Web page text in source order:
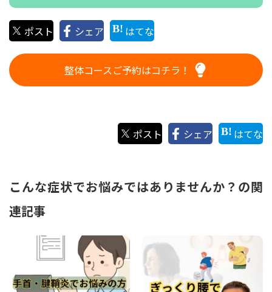
ポスト シェア はてな
整体コースご予約はコチラ！
ポスト シェア はてな
こんな症状でお悩みではありませんか？の関
連記事